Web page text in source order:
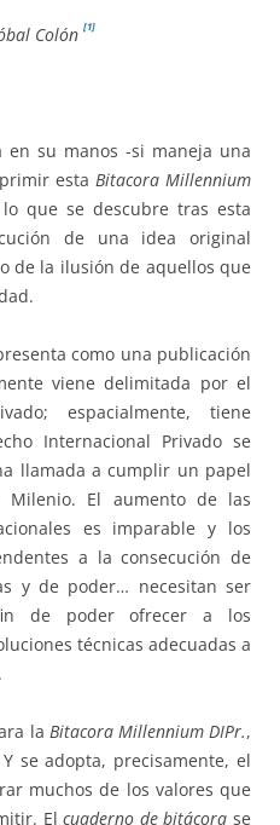
Colón [1]
su manos -si maneja una
esta Bitacora Millennium
que se descubre tras esta
de una idea original
de la ilusión de aquellos que
como una publicación
viene delimitada por el
espacialmente, tiene
Internacional Privado se
llamada a cumplir un papel
El aumento de las
es imparable y los
a la consecución de
y de poder… necesitan ser
de poder ofrecer a los
técnicas adecuadas a
la Bitacora Millennium DIPr.,
Y se adopta, precisamente, el
muchos de los valores que
Elcuaderno de bitácorase